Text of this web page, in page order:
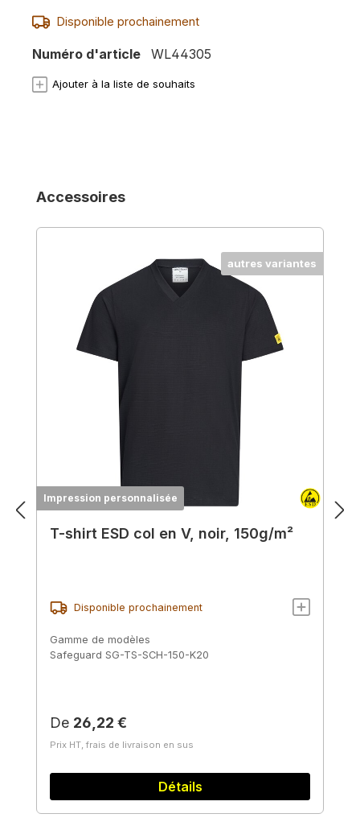
Disponible prochainement
Numéro d'article WL44305
Ajouter à la liste de souhaits
Ignorer la galerie de produits
Accessoires
autres variantes
Impression personnalisée
T-shirt ESD col en V, noir, 150g/m²
Disponible prochainement
Gamme de modèles
Safeguard SG-TS-SCH-150-K20
Prix régulier :
De 26,22 €
Prix HT, frais de livraison en sus
Détails